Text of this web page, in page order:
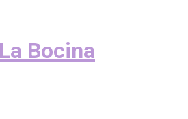
Bocina